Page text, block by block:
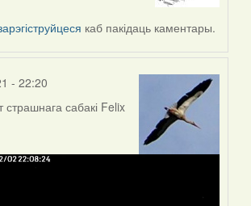
каб пакідаць каментары.
- 22:20
страшнага сабакі Felix